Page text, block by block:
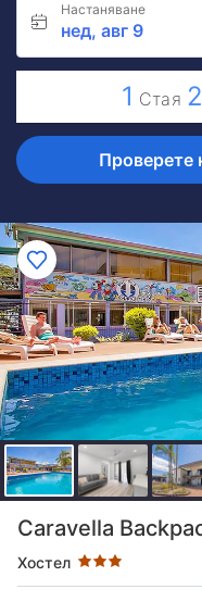
Настаняване
нед, авг 9
1 Стая 2
Проверете
Caravella
Хостел
Оценка в звезди: